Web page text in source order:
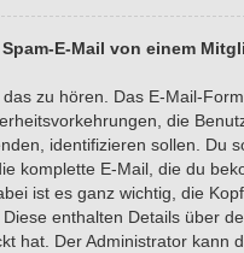
E-Mail von einem
zu hören. Das E-Mail-
die
identifizieren sollen. Du
komplette E-Mail, die du
ist es ganz wichtig, die
enthalten Details über
hat. Der Administrator kann